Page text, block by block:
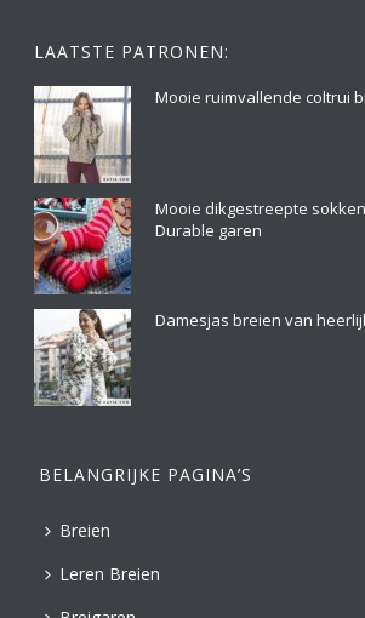
LAATSTE PATRONEN:
Mooie ruimvallende coltrui
Mooie dikgestreepte
Durable garen
Damesjas breien van
BELANGRIJKE PAGINA’S
Breien
Leren Breien